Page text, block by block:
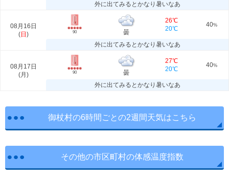
外に出てみるとかなり暑いなあ
08月16日
(日 ) 90 曇
26℃
20℃
40%
外に出てみるとかなり暑いなあ
08月17日
(月 ) 90 曇
27℃
20℃
40%
外に出てみるとかなり暑いなあ
御杖村の6時間ごとの2週間天気はこちら
その他の市区町村の体感温度指数